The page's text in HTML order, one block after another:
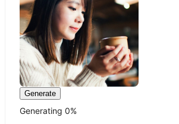
Generate
Generating 0%